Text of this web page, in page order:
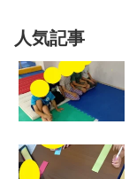
人気記事